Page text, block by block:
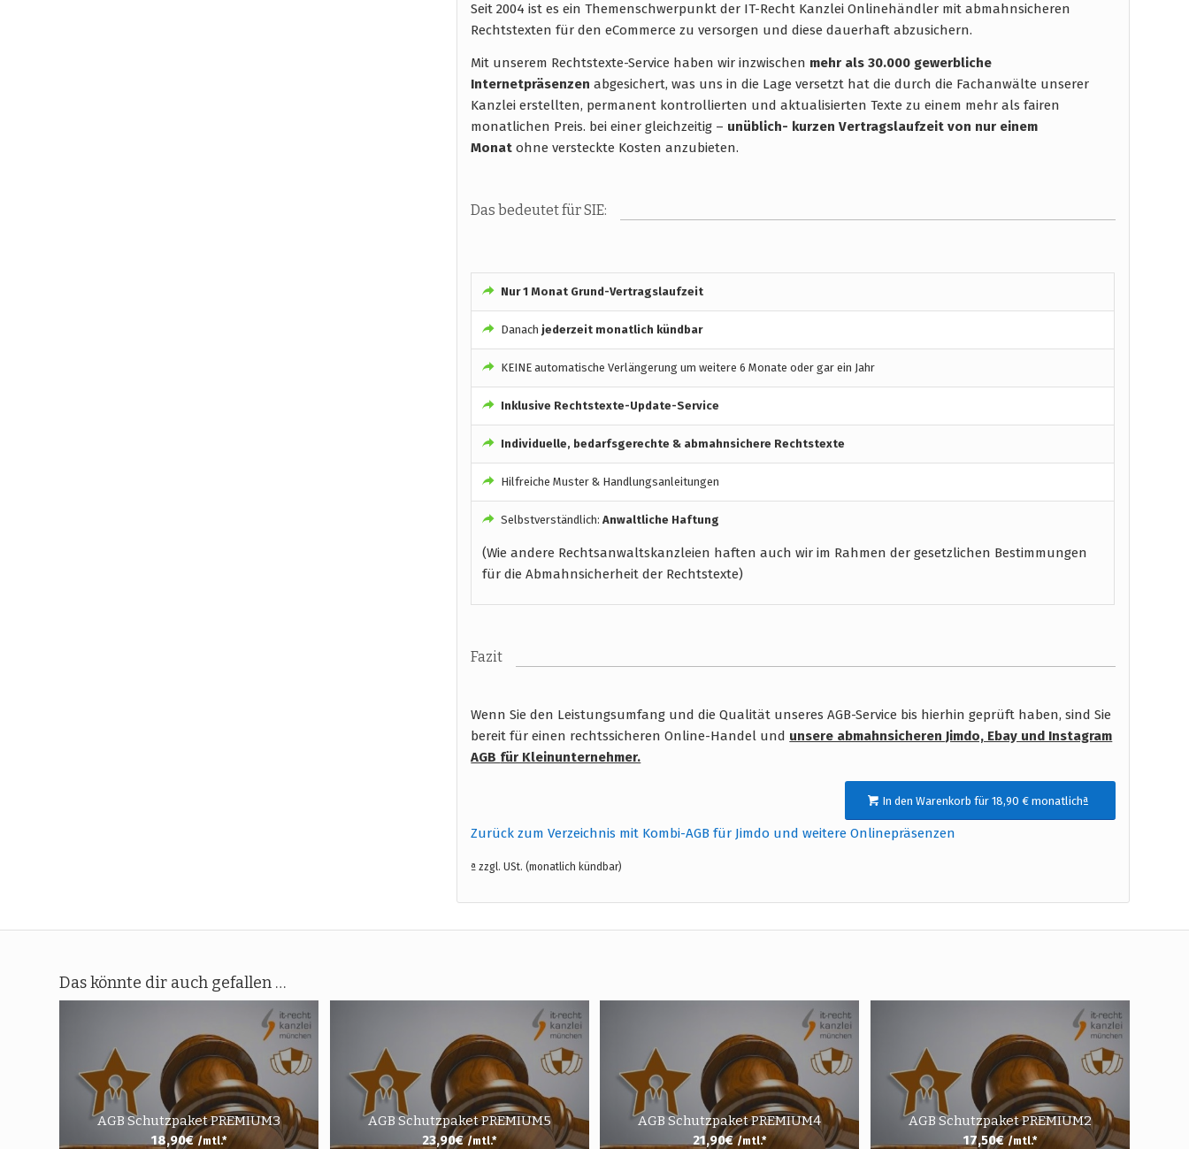
Seit 2004 ist es ein Themenschwerpunkt der IT-Recht Kanzlei Onlinehändler mit abmahnsicheren
Rechtstexten für den eCommerce zu versorgen und diese dauerhaft abzusichern.
Mit unserem Rechtstexte-Service haben wir inzwischen mehr als 30.000 gewerbliche
Internetpräsenzen abgesichert, was uns in die Lage versetzt hat die durch die Fachanwälte unserer
Kanzlei erstellten, permanent kontrollierten und aktualisierten Texte zu einem mehr als fairen
monatlichen Preis. bei einer gleichzeitig – unüblich- kurzen Vertragslaufzeit von nur einem
Monatohne versteckte Kosten anzubieten.
Das bedeutet für SIE:
Nur 1 Monat Grund-Vertragslaufzeit
Danach jederzeit monatlich kündbar
KEINE automatische Verlängerung um weitere 6 Monate oder gar ein Jahr
Inklusive Rechtstexte-Update-Service
Individuelle, bedarfsgerechte & abmahnsichere Rechtstexte
Hilfreiche Muster & Handlungsanleitungen
Selbstverständlich: Anwaltliche Haftung
(Wie andere Rechtsanwaltskanzleien haften auch wir im Rahmen der gesetzlichen Bestimmungen
für die Abmahnsicherheit der Rechtstexte)
Fazit
Wenn Sie den Leistungsumfang und die Qualität unseres AGB-Service bis hierhin geprüft haben, sind Sie
bereit für einen rechtssicheren Online-Handel und unsere abmahnsicheren Jimdo, Ebay und Instagram
AGB für Kleinunternehmer.
In den Warenkorb für 18,90 € monatlichª
Zurück zum Verzeichnis mit Kombi-AGB für Jimdo und weitere Onlinepräsenzen
ª zzgl. USt. (monatlich kündbar)
Das könnte dir auch gefallen …
AGB Schutzpaket PREMIUM3
18,90€ /mtl.*
AGB Schutzpaket PREMIUM5
23,90€ /mtl.*
AGB Schutzpaket PREMIUM4
21,90€ /mtl.*
AGB Schutzpaket PREMIUM2
17,50€ /mtl.*